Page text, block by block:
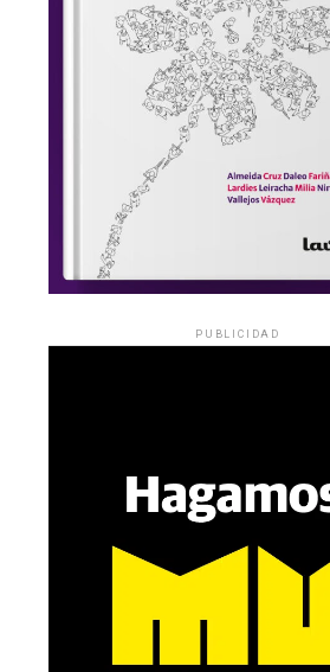
PUBLICIDAD